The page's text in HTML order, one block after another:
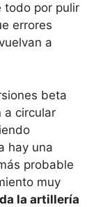
todo por pulir
errores
a
beta
a circular
hay una
probable
muy
la artillería